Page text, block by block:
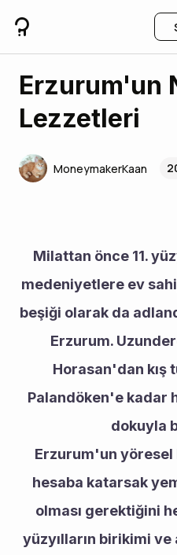
Erzurum'un
Lezzetleri
MoneymakerKaan
Milattan önce 11.
medeniyetlere ev
beşiği olarak da
Erzurum.
Horasan'dan kış
Palandöken'e kadar
dokuyla
Erzurum'un
hesaba katarsak
olması gerektiğini
yüzyılların birikimi